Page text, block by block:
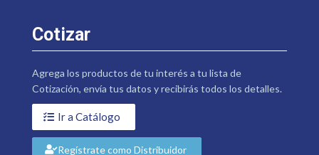
Cotizar
Agrega los productos de tu interés a tu lista de
Cotización, envía tus datos y recibirás todos los detalles.
Ir a Catálogo
Regístrate como Distribuidor